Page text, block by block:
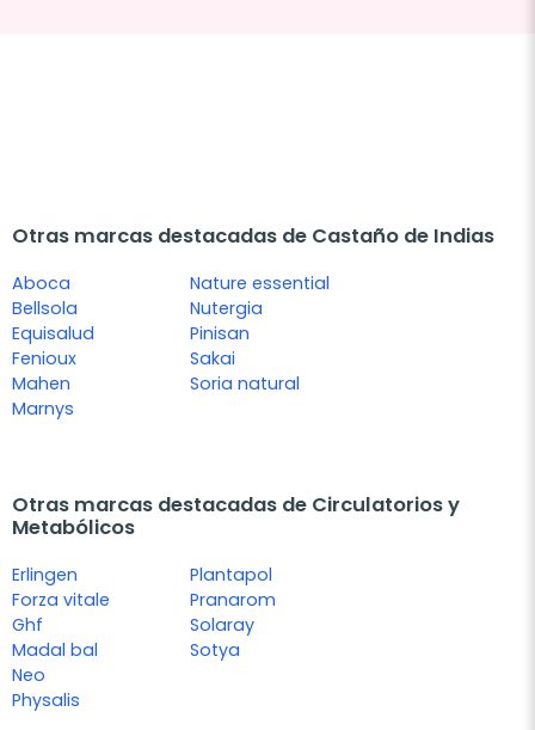
Otras marcas destacadas de Castaño de Indias
Aboca
Bellsola
Equisalud
Fenioux
Mahen
Marnys
Nature essential
Nutergia
Pinisan
Sakai
Soria natural
Otras marcas destacadas de Circulatorios y
Metabólicos
Erlingen
Forza vitale
Ghf
Madal bal
Neo
Physalis
Plantapol
Pranarom
Solaray
Sotya